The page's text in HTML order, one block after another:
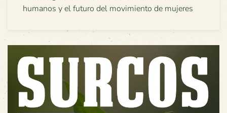
humanos y el futuro del movimiento de mujeres